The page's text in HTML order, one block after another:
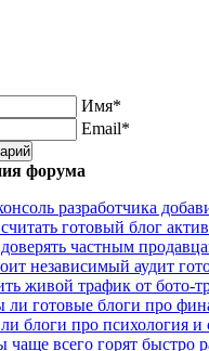
Имя*
Email*
форума
разработчика
готовый блог
частным
независимый аудит
живой трафик от бото-
ли готовые блоги про
блоги про психология и
чаще всего горят быстро